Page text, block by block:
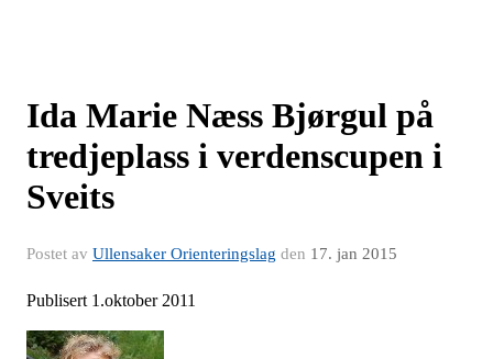
Ida Marie Næss Bjørgul på
tredjeplass i verdenscupen i
Sveits
Postet av Ullensaker Orienteringslag den 17. jan 2015
Publisert 1.oktober 2011